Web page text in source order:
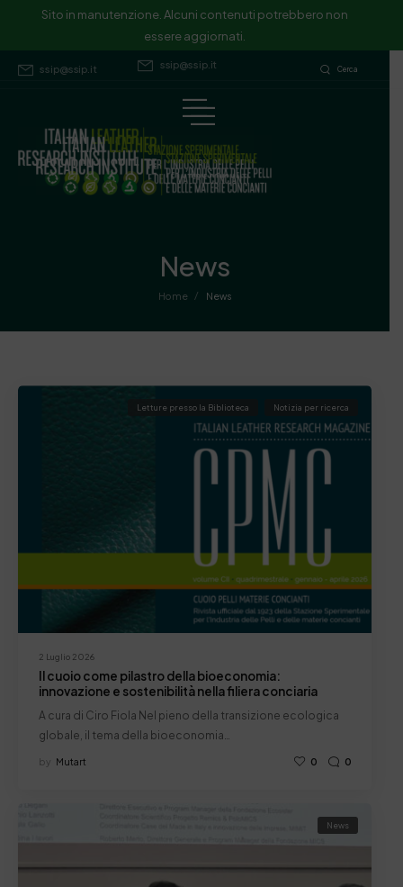
Sito in manutenzione. Alcuni contenuti potrebbero non
essere aggiornati.
ssip@ssip.it Cerca
Sito in manutenzione. Alcuni contenuti potrebbero non essere
aggiornati.
ssip@ssip.it
News
Home / News
2 Luglio 2026
Letture presso la Biblioteca Notizia per ricerca
Il cuoio come pilastro della bioeconomia:
innovazione e sostenibilità nella filiera conciaria
A cura di Ciro Fiola Nel pieno della transizione ecologica
globale, il tema della bioeconomia…
by Mutart 0 0
News